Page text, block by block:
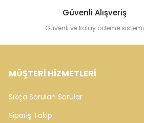
Güvenli Alışveriş
Güvenli ve kolay ödeme sistemi
MÜŞTERİ HİZMETLERİ
Sıkça Sorulan Sorular
Sipariş Takip